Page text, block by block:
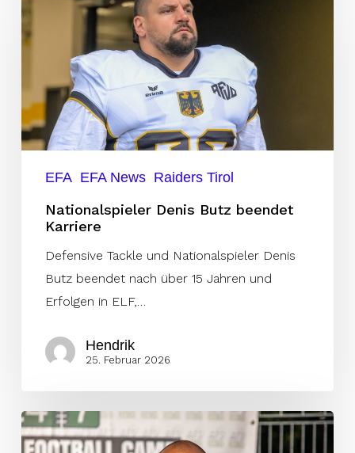
Denis
Butz
EFA EFA News Raiders Tirol
Nationalspieler Denis Butz beendet
Karriere
Defensive Tackle und Nationalspieler Denis
Butz beendet nach über 15 Jahren und
Erfolgen in ELF,…
Hendrik
25. Februar 2026
Daniel
McCray